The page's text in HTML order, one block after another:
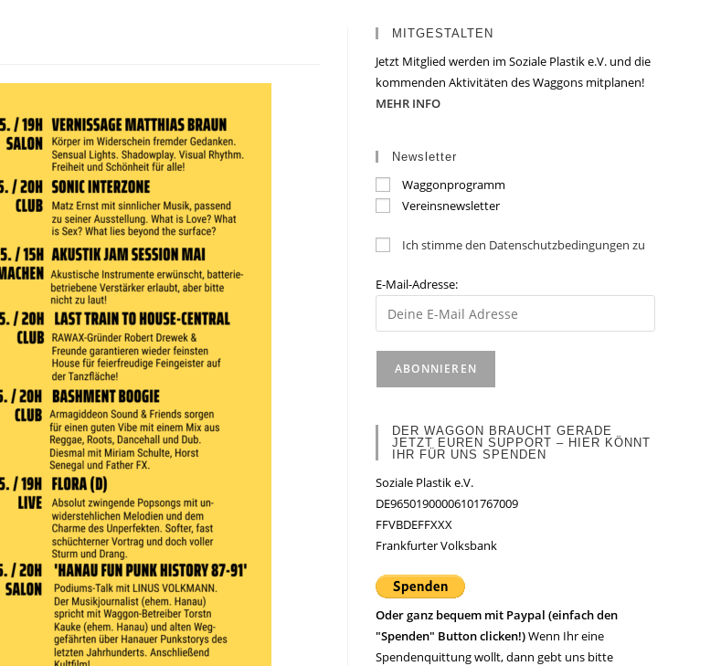
MITGESTALTEN
Jetzt Mitglied werden im Soziale Plastik e.V. und die
kommenden Aktivitäten des Waggons mitplanen!
MEHR INFO
Newsletter
Waggonprogramm
Vereinsnewsletter
Ich stimme den Datenschutzbedingungen zu
E-Mail-Adresse:
DER WAGGON BRAUCHT GERADE
JETZT EUREN SUPPORT – HIER KÖNNT
IHR FÜR UNS SPENDEN
Soziale Plastik e.V.
DE96501900006101767009
FFVBDEFFXXX
Frankfurter Volksbank
Oder ganz bequem mit Paypal (einfach den
"Spenden" Button clicken!)Wenn Ihr eine
Spendenquittung wollt, dann gebt uns bitte